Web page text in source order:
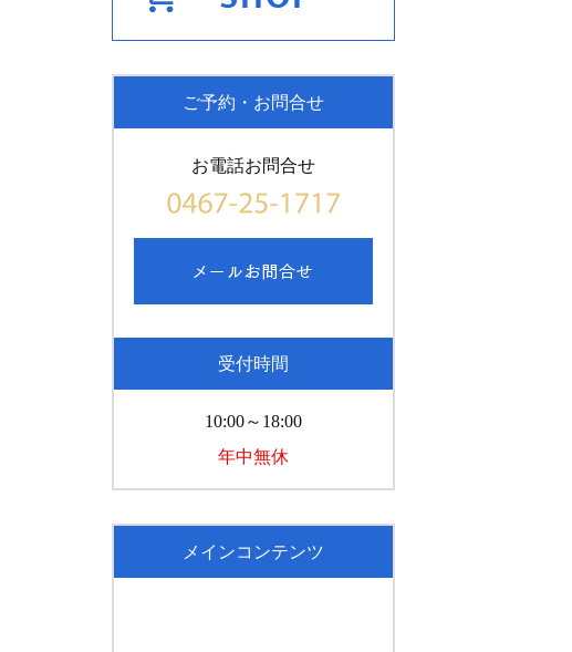
ご予約・お問合せ
お電話お問合せ
受付時間
10:00～18:00
年中無休
メインコンテンツ